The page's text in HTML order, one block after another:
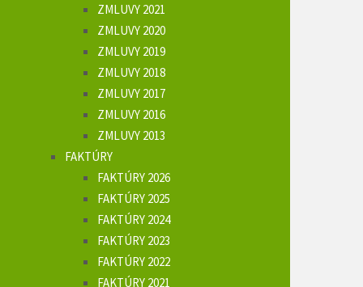
ZMLUVY 2021
ZMLUVY 2020
ZMLUVY 2019
ZMLUVY 2018
ZMLUVY 2017
ZMLUVY 2016
ZMLUVY 2013
FAKTÚRY
FAKTÚRY 2026
FAKTÚRY 2025
FAKTÚRY 2024
FAKTÚRY 2023
FAKTÚRY 2022
FAKTÚRY 2021